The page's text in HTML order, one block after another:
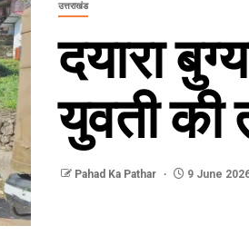
उत्तराखंड
दयारा
युवती की
Pahad Ka Pathar 9 June